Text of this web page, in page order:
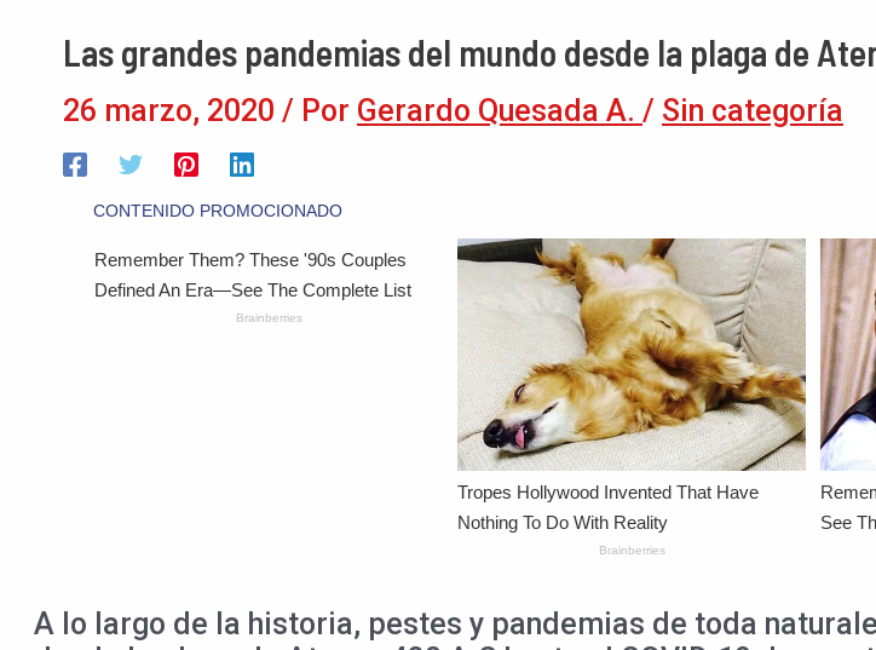
Las grandes pandemias del mundo desde la plaga de
26 marzo, 2020 / Por Gerardo Quesada A. / Sin categoría
A lo largo de la historia, pestes y pandemias de toda